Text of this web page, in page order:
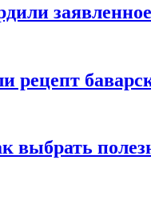
рецепт
выбрать